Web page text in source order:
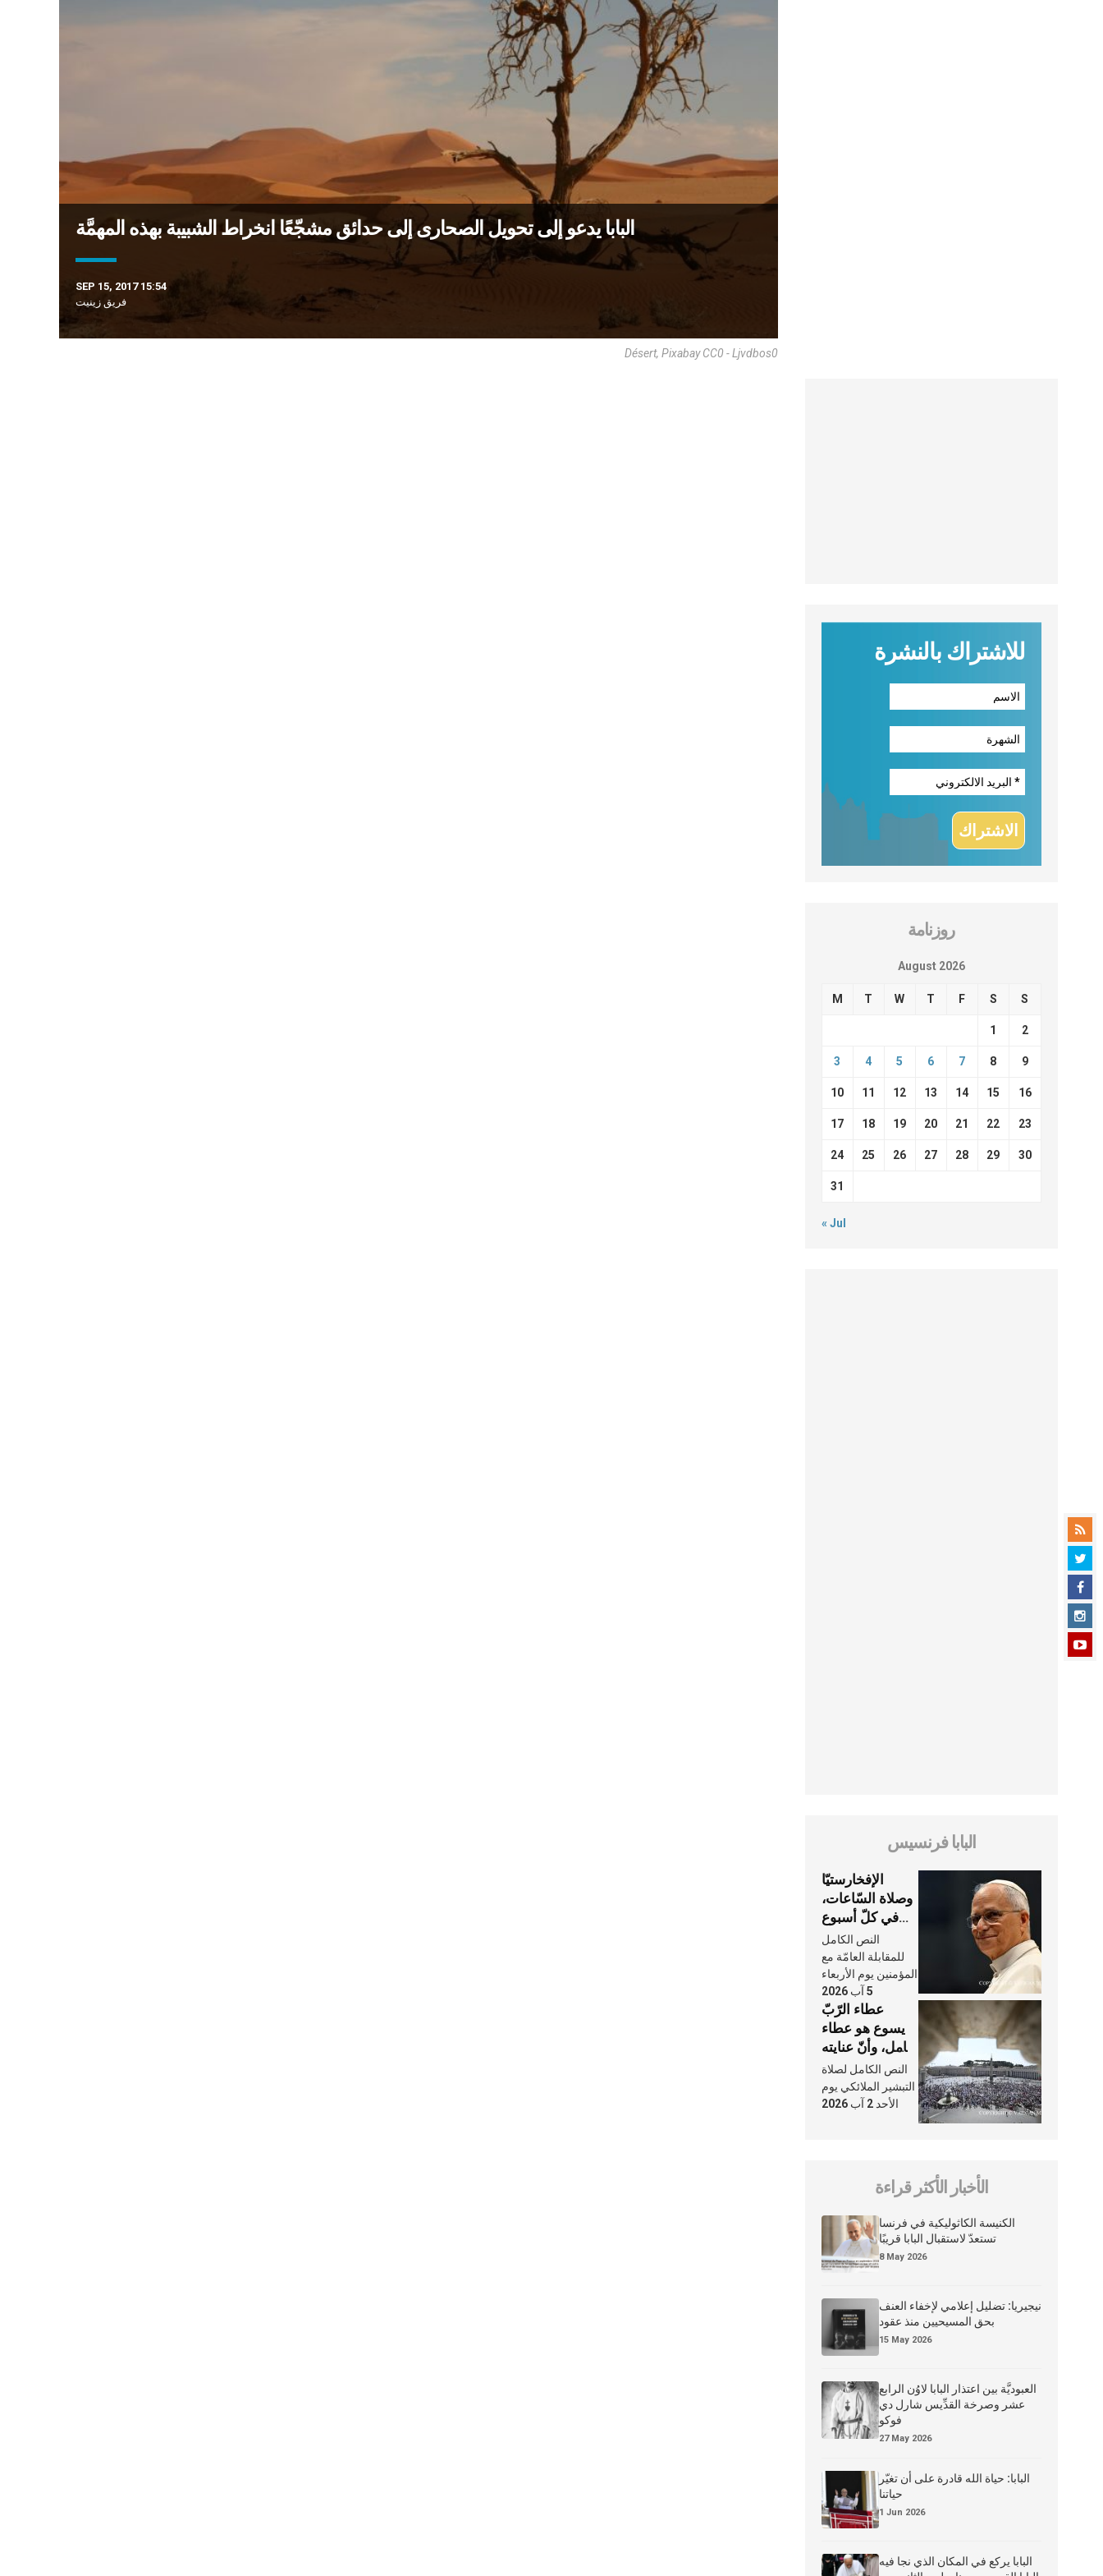
البابا يدعو إلى تحويل الصحارى إلى حدائق مشجّعًا انخراط الشبيبة بهذه المهمَّة
SEP 15, 2017 15:54
فريق زينيت
Désert, Pixabay CC0 - Ljvdbos0
للاشتراك بالنشرة
روزنامة
August 2026
M T W T F S S
1 2
3 4 5 6 7 8 9
10 11 12 13 14 15 16
17 18 19 20 21 22 23
24 25 26 27 28 29 30
31
« Jul
البابا فرنسيس
الإفخارستيّا
وصلاة السّاعات،
في كلّ أسبوع
وكلّ يوم، هما
النَّفَس في حياة
الكنيسة
النص الكامل
للمقابلة العامّة مع
المؤمنين يوم الأربعاء
5 آب 2026
عطاء الرّبّ
يسوع هو عطاء
شامل، وأنّ عنايته
بنا لا تغيب عنّا
أبدًا
النص الكامل لصلاة
التبشير الملائكي يوم
الأحد 2 آب 2026
الأخبار الأكثر قراءة
الكنيسة الكاثوليكية في فرنسا
تستعدّ لاستقبال البابا قريبًا
8 May 2026
نيجيريا: تضليل إعلامي لإخفاء العنف
بحق المسيحيين منذ عقود
15 May 2026
العبوديَّة بين اعتذار البابا لاوُن الرابع
عشر وصرخة القدِّيس شارل دي
فوكو
27 May 2026
البابا: حياة الله قادرة على أن تغيّر
حياتنا
1 Jun 2026
البابا يركع في المكان الذي نجا فيه